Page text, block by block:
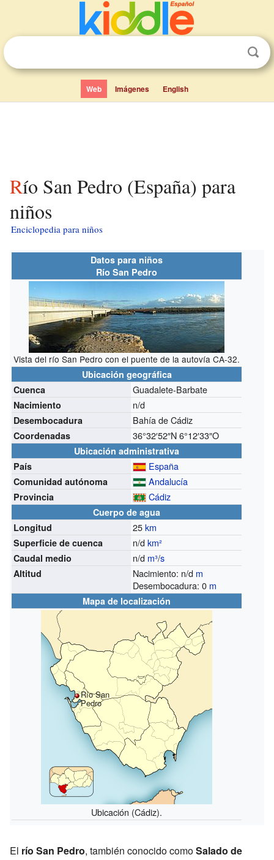
Web Imágenes English
Río San Pedro (España) para
niños
Enciclopedia para niños
Datos para niños
Río San Pedro
Vista del río San Pedro con el puente de la autovía CA-32.
Ubicación geográfica
Cuenca
Guadalete-Barbate
Nacimiento n/d
Desembocadura Bahía de Cádiz
Coordenadas 36°32′52″N6°12′33″O
Ubicación administrativa
País
España
Comunidad autónoma Andalucía
Provincia Cádiz
Cuerpo de agua
Longitud
25km
Superficie de cuenca n/dkm²
Caudal medio n/d m³/s
Altitud Nacimiento: n/d m
Desembocadura: 0 m
Mapa de localización
Río San
Pedro
Ubicación (Cádiz).
El río San Pedro, también conocido comoSalado de